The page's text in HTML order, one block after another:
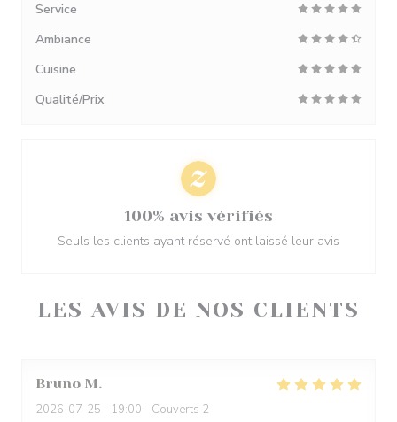
LES AVIS DE NOS CLIENTS
Bruno M
2026-07-25 - 19:00 - Couverts 2
Service
Ambiance
Cuisine
Qualité/Prix
100% avis vérifiés
Seuls les clients ayant réservé ont laissé leur avis